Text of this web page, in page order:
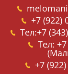
+7 (922)
Тел:+7
Тел:
+7